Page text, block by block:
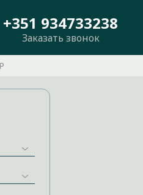
+351 934733238
Заказать звонок